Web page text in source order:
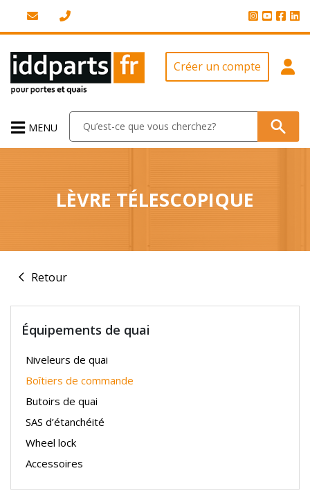
Créer un compte
MENU
LÈVRE TÉLESCOPIQUE
Retour
Équipements de quai
Niveleurs de quai
Boîtiers de commande
Butoirs de quai
SAS d’étanchéité
Wheel lock
Accessoires